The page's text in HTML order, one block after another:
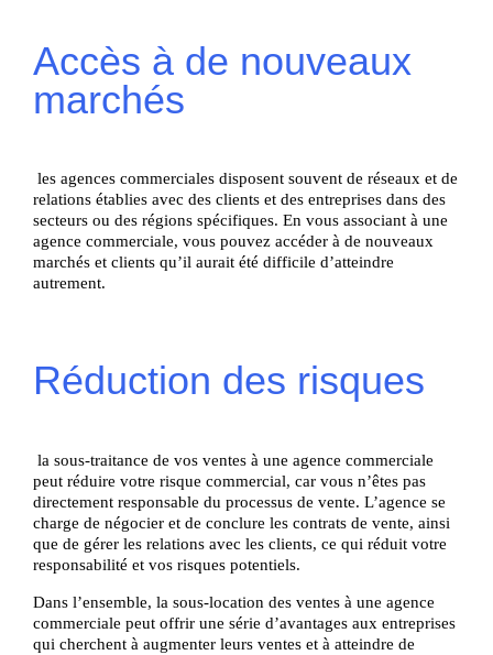
Accès à de nouveaux
marchés
les agences commerciales disposent souvent de réseaux et de
relations établies avec des clients et des entreprises dans des
secteurs ou des régions spécifiques. En vous associant à une
agence commerciale, vous pouvez accéder à de nouveaux
marchés et clients qu’il aurait été difficile d’atteindre
autrement.
Réduction des risques
la sous-traitance de vos ventes à une agence commerciale
peut réduire votre risque commercial, car vous n’êtes pas
directement responsable du processus de vente. L’agence se
charge de négocier et de conclure les contrats de vente, ainsi
que de gérer les relations avec les clients, ce qui réduit votre
responsabilité et vos risques potentiels.
Dans l’ensemble, la sous-location des ventes à une agence
commerciale peut offrir une série d’avantages aux entreprises
qui cherchent à augmenter leurs ventes et à atteindre de